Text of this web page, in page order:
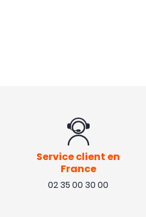
Service client en
France
02 35 00 30 00